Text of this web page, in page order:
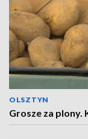
OLSZTYN
Grosze za